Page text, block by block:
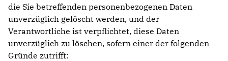
die Sie betreffenden personenbezogenen Daten
unverzüglich gelöscht werden, und der
Verantwortliche ist verpflichtet, diese Daten
unverzüglich zu löschen, sofern einer der folgenden
Gründe zutrifft: